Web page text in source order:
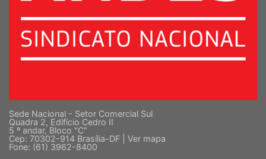
Sede Nacional - Setor Comercial Sul
Quadra 2, Edifício Cedro II
5 º andar, Bloco "C"
Cep: 70302-914 Brasília-DF | Ver mapa
Fone: (61) 3962-8400